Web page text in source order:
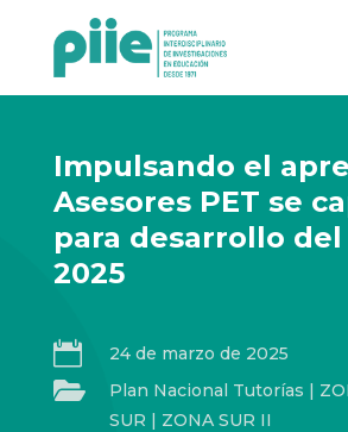
Impulsando el
Asesores PET se
para desarrollo
2025
 24 de marzo de 2025
 Plan Nacional Tutorías |
SUR | ZONA SUR II